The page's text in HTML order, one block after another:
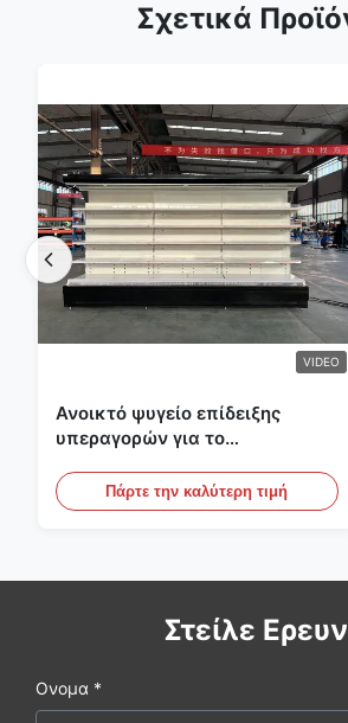
Σχετικά
VIDEO
Ανοικτό ψυγείο επίδειξης
υπεραγορών για το
φωτισμό των οδηγήσεων
Πάρτε την καλύτερη τιμή
Στείλε
Ονομα *